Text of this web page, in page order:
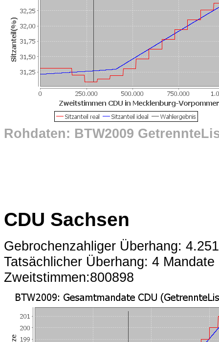
Rohdaten: BTW2009
CDU Sachsen
Gebrochenzahliger Überhang:
Tatsächlicher Überhang: 4 Mandate
Zweitstimmen:800898